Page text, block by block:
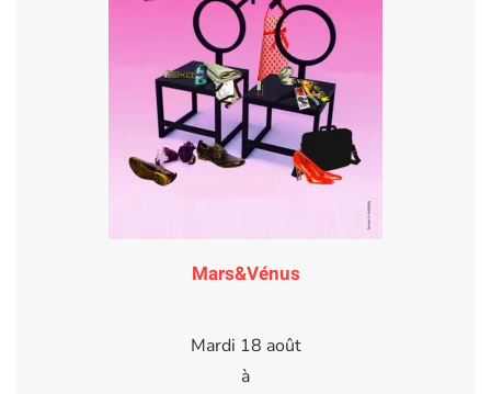
Mars&Vénus
Mardi 18 août
à